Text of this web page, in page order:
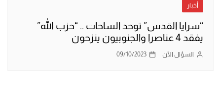
أخبار
“سرايا القدس” توحد الساحات .. “حزب الله”
يفقد 4 عناصرا والجنوبيون ينزحون
السؤال الآن 09/10/2023